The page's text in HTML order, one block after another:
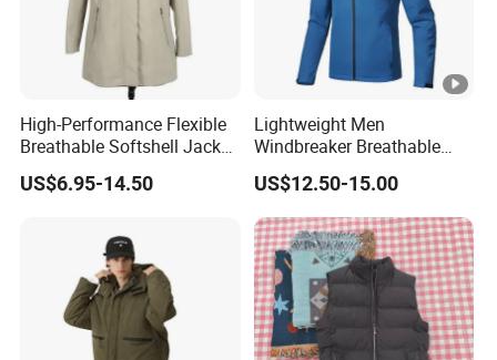
High-Performance Flexible
Breathable Softshell Jacket
for High-Exertion Activities
US$6.95-14.50
Lightweight Men
Windbreaker Breathable
Rain Jacket Outdoor
Waterproof Windproof
Hoody Jackets
US$12.50-15.00